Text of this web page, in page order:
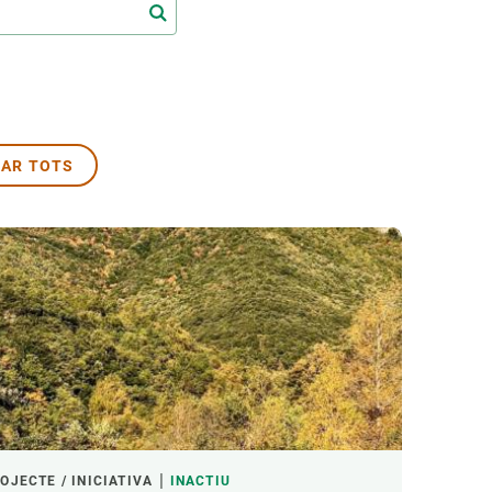
TOTS
/ INICIATIVA INACTIU